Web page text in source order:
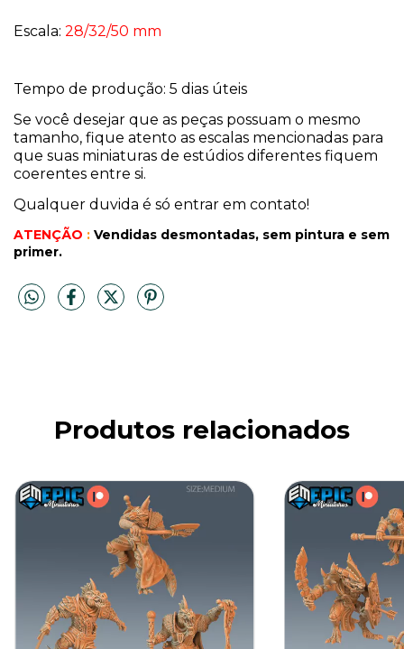
Escala: 28/32/50 mm
Tempo de produção: 5 dias úteis
Se você desejar que as peças possuam o mesmo
tamanho, fique atento as escalas mencionadas para
que suas miniaturas de estúdios diferentes fiquem
coerentes entre si.
Qualquer duvida é só entrar em contato!
ATENÇÃO : Vendidas desmontadas, sem pintura e sem
primer.
Produtos relacionados